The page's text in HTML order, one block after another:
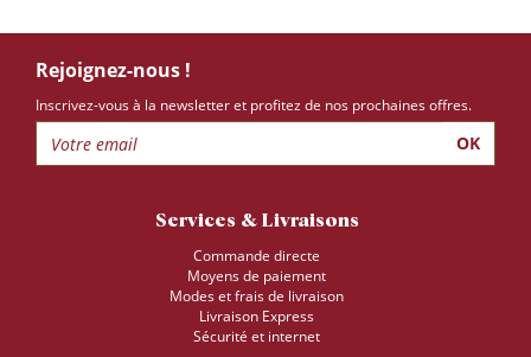
Rejoignez-nous !
Inscrivez-vous à la newsletter et profitez de nos prochaines offres.
OK
Services & Livraisons
Commande directe
Moyens de paiement
Modes et frais de livraison
Livraison Express
Sécurité et internet